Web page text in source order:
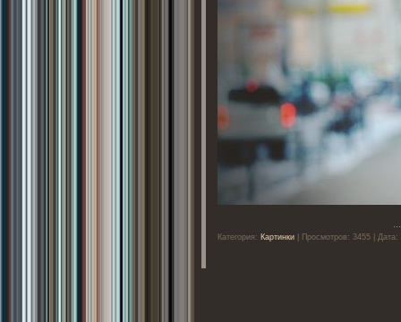
Категория: Картинки | Просмотров: 3455 |